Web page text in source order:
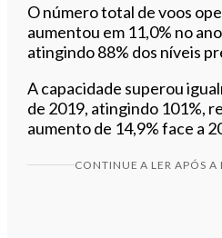
O número total de voos
aumentou em 11,0% no
atingindo 88% dos níveis
A capacidade superou
de 2019, atingindo 101%,
aumento de 14,9% face a
CONTINUE A LER APÓS A